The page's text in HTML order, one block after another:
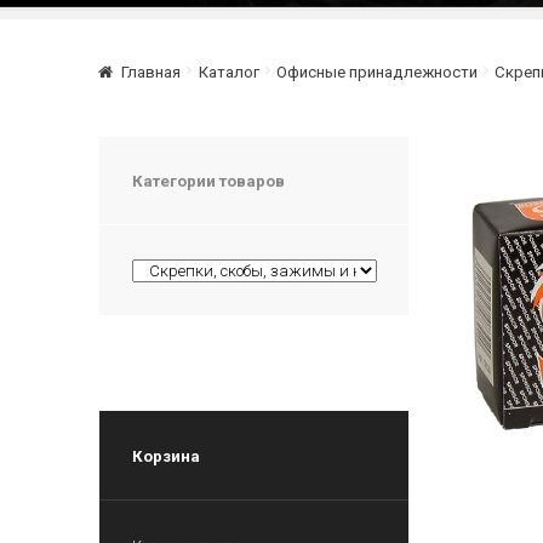
Главная Каталог Офисные принадлежности
Категории товаров
Корзина